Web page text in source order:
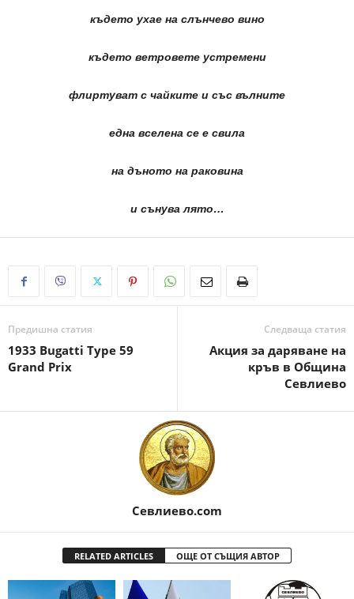
където ухае на слънчево вино
където ветровете устремени
флиртуват с чайките и със вълните
една вселена се е свила
на дъното на раковина
и сънува лято…
Предишна статия
1933 Bugatti Type 59
Grand Prix
Следваща статия
Акция за даряване на
кръв в Община
Севлиево
Севлиево.com
RELATED ARTICLES ОЩЕ ОТ СЪЩИЯ АВТОР